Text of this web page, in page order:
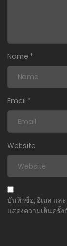
ตอนที่ 3
ตอนที่ 2
21 ธันวาคม 2025
ตอนที่ 1.5
17 ธันวาคม 2025
ตอนที่ 1
16 ธันวาคม 2025
ตอนที่ 0.5
16 ธันวาคม 2025
Name *
Email *
Website
บันทึกชื่อ, อีเมล แล
แสดงความเห็นครั้ง